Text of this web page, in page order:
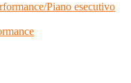
Piano esecutivo